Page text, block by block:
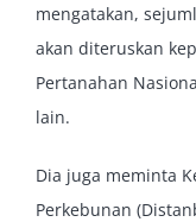
mengatakan,
akan diteruskan
Pertanahan
lain.
Dia juga meminta
Perkebunan